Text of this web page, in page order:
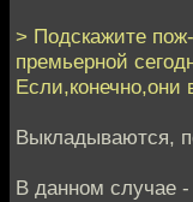
> Подскажите
премьерной
Выкладываются,
В данном случае